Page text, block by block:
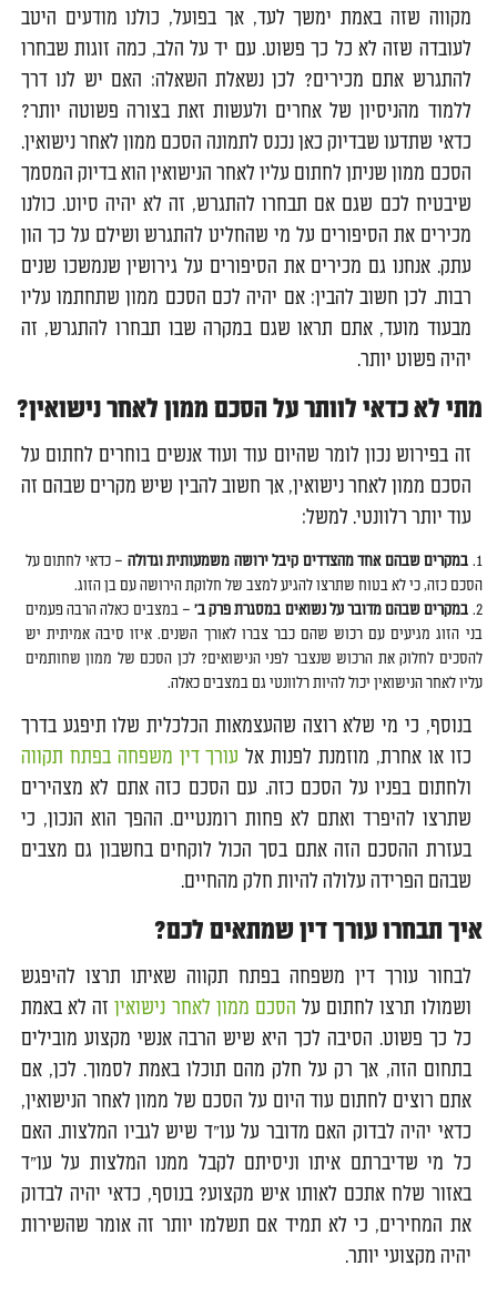
מקווה שזה באמת ימשך לעד, אך בפועל, כולנו מודעים היטב
לעובדה שזה לא כל כך פשוט. עם יד על הלב, כמה זוגות שבחרו
להתגרש אתם מכירים? לכן נשאלת השאלה: האם יש לנו דרך
ללמוד מהניסיון של אחרים ולעשות זאת בצורה פשוטה יותר?
כדאי שתדעו שבדיוק כאן נכנס לתמונה הסכם ממון לאחר נישואין.
הסכם ממון שניתן לחתום עליו לאחר הנישואין הוא בדיוק המסמך
שיבטיח לכם שגם אם תבחרו להתגרש, זה לא יהיה סיוט. כולנו
מכירים את הסיפורים על מי שהחליט להתגרש ושילם על כך הון
עתק. אנחנו גם מכירים את הסיפורים על גירושין שנמשכו שנים
רבות. לכן חשוב להבין: אם יהיה לכם הסכם ממון שתחתמו עליו
מבעוד מועד, אתם תראו שגם במקרה שבו תבחרו להתגרש, זה
יהיה פשוט יותר.
מתי לא כדאי לוותר על הסכם ממון לאחר נישואין?
זה בפירוש נכון לומר שהיום עוד ועוד אנשים בוחרים לחתום על
הסכם ממון לאחר נישואין, אך חשוב להבין שיש מקרים שבהם זה
עוד יותר רלוונטי. למשל:
במקרים שבהם אחד מהצדדים קיבל ירושה משמעותית וגדולה – כדאי לחתום על
הסכם כזה, כי לא בטוח שתרצו להגיע למצב של חלוקת הירושה עם בן הזוג.
במקרים שבהם מדובר על נשואים במסגרת פרק ב' – במצבים כאלה הרבה פעמים
בני הזוג מגיעים עם רכוש שהם כבר צברו לאורך השנים. איזו סיבה אמיתית יש
להסכים לחלוק את הרכוש שנצבר לפני הנישואים? לכן הסכם של ממון שחותמים
עליו לאחר הנישואין יכול להיות רלוונטי גם במצבים כאלה.
בנוסף, כי מי שלא רוצה שהעצמאות הכלכלית שלו תיפגע בדרך
כזו או אחרת, מוזמנת לפנות אל עורך דין משפחה בפתח תקווה
ולחתום בפניו על הסכם כזה. עם הסכם כזה אתם לא מצהירים
שתרצו להיפרד ואתם לא פחות רומנטיים. ההפך הוא הנכון, כי
בעזרת ההסכם הזה אתם בסך הכול לוקחים בחשבון גם מצבים
שבהם הפרידה עלולה להיות חלק מהחיים.
איך תבחרו עורך דין שמתאים לכם?
לבחור עורך דין משפחה בפתח תקווה שאיתו תרצו להיפגש
ושמולו תרצו לחתום על הסכם ממון לאחר נישואיןזה לא באמת
כל כך פשוט. הסיבה לכך היא שיש הרבה אנשי מקצוע מובילים
בתחום הזה, אך רק על חלק מהם תוכלו באמת לסמוך. לכן, אם
אתם רוצים לחתום עוד היום על הסכם של ממון לאחר הנישואין,
כדאי יהיה לבדוק האם מדובר על עו"ד שיש לגביו המלצות. האם
כל מי שדיברתם איתו וניסיתם לקבל ממנו המלצות על עו"ד
באזור שלח אתכם לאותו איש מקצוע? בנוסף, כדאי יהיה לבדוק
את המחירים, כי לא תמיד אם תשלמו יותר זה אומר שהשירות
יהיה מקצועי יותר.